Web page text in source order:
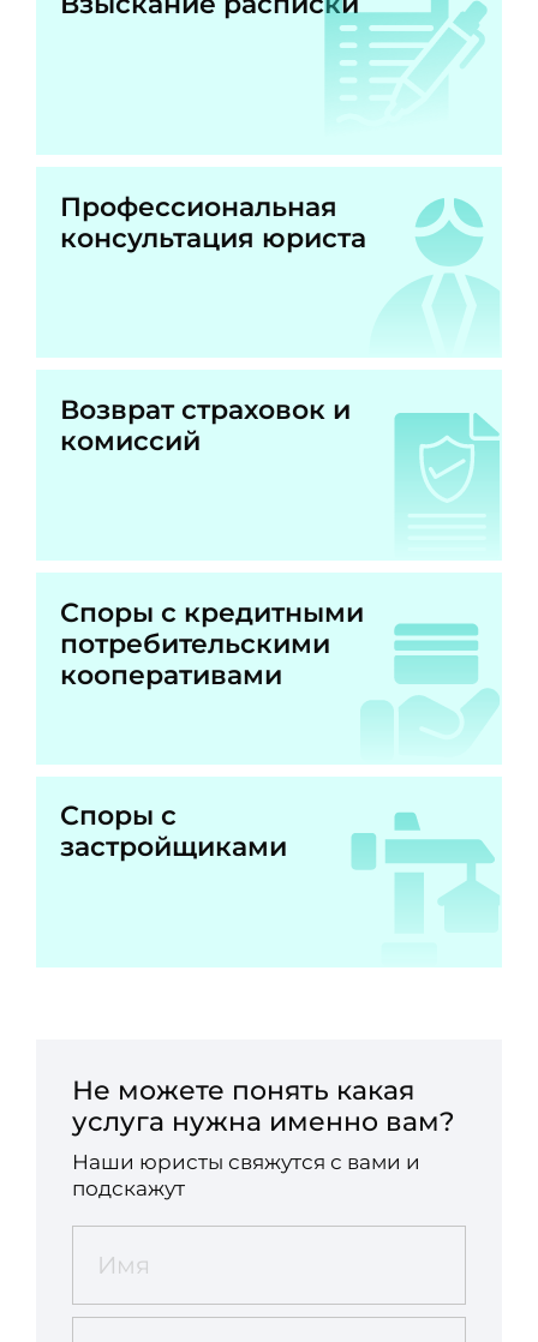
Профессиональная
консультация юриста
Возврат страховок и
комиссий
Споры с кредитными
потребительскими
кооперативами
Споры с
застройщиками
Не можете понять какая
услуга нужна именно вам?
Наши юристы свяжутся с вами и
подскажут